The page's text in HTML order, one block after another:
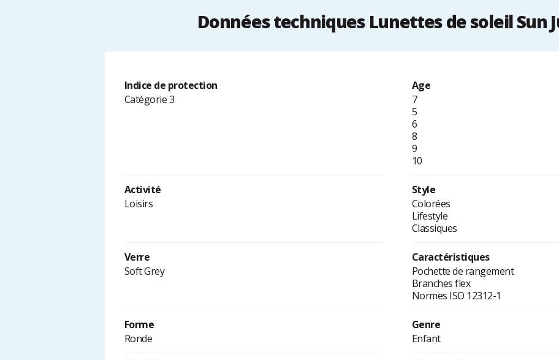
Données techniques Lunettes de soleil Sun
Indice de protection
Catégorie 3
Age
7
5
6
8
9
10
Activité
Loisirs
Style
Colorées
Lifestyle
Classiques
Verre
Soft Grey
Caractéristiques
Pochette de rangement
Branches flex
Normes ISO 12312-1
Forme
Ronde
Genre
Enfant